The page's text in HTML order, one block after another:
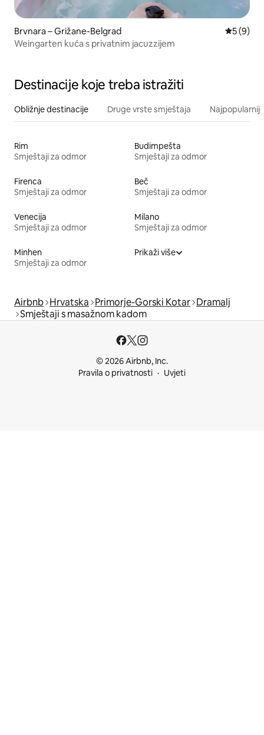
Brvnara – Grižane-Belgrad
5 (9)
Weingarten kuća s privatnim jacuzzijem
Destinacije koje treba istražiti
Obližnje destinacije Druge vrste smještaja
Rim
Smještaji za odmor
Budimpešta
Smještaji za odmor
Firenca
Smještaji za odmor
Beč
Smještaji za odmor
Venecija
Smještaji za odmor
Milano
Smještaji za odmor
Minhen
Smještaji za odmor
Prikaži više
Airbnb Hrvatska Primorje-Gorski Kotar Dramalj
Smještaji s masažnom kadom
© 2026 Airbnb, Inc.
Pravila o privatnosti
Uvjeti